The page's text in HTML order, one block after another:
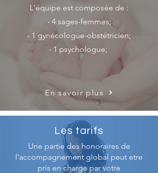
L'équipe est composée de :
- 4 sages-femmes;
- 1 gynécologue-obstétricien;
- 1 psychologue;
En savoir plus
Les tarifs
Une partie des honoraires de
l'accompagnement global peut etre
pris en charge par votre